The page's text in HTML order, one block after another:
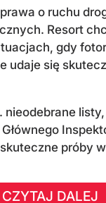
o ruchu
Resort
gdy
udaje się
nieodebrane
próby
CZYTAJ DALEJ